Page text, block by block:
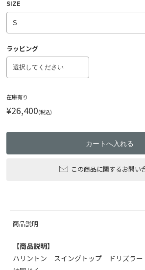
SIZE
ラッピング
在庫有り
¥26,400(税込)
この商品に関するお問い
商品説明
【商品説明】
ハリントン スイングトップ ドリズラ